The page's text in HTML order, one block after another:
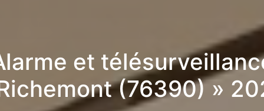
et
(76390) »